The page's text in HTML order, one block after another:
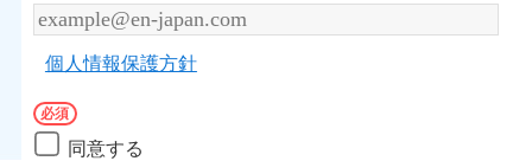
個人情報保護方針
同意する